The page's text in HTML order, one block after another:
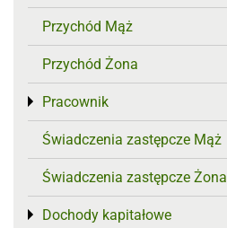
Przychód Mąż
Przychód Żona
Pracownik
Toggle menu
Świadczenia zastępcze Mąż
Świadczenia zastępcze Żona
Dochody kapitałowe
Toggle menu